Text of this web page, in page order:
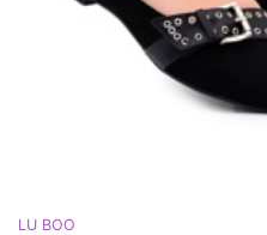
LU BOO